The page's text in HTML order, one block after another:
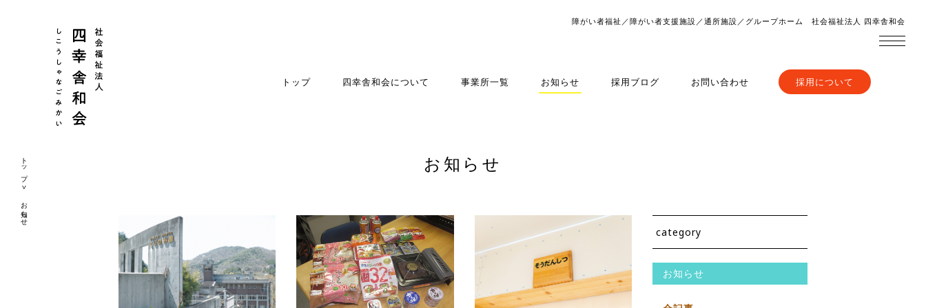
障がい者福祉／障がい者支援施設／通所施設／グループホーム 社会福祉法人 四幸舎和会
トップ 四幸舎和会について 事業所一覧 お知らせ 採用ブログ お問い合わせ 採用について
トップ
お知らせ
お知らせ
category
お知らせ